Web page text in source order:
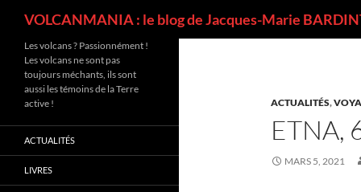
VOLCANMANIA : le blog de Jacques-Marie
ACTUALITÉS,
ETNA,
MARS 5, 2021
Les volcans ? Passionnément !
Les volcans ne sont pas
toujours méchants, ils sont
aussi les témoins de la Terre
active !
ACTUALITÉS
LIVRES